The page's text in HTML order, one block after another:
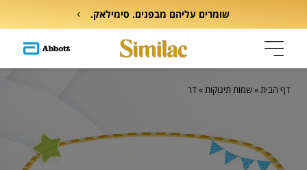
שומרים עליהם מבפנים. סימילאק.
דף הבית»שמות תינוקות» דר